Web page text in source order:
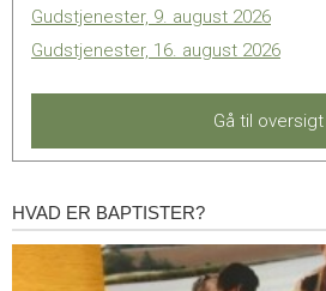
Gudstjenester, 9. august 2026
Gudstjenester, 16. august 2026
Gå til oversigt
Hvad
er
HVAD ER BAPTISTER?